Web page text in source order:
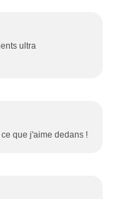
ultra
que j'aime dedans !